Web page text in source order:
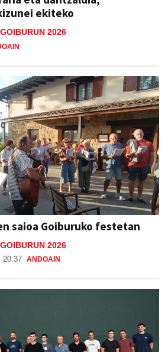
ekiteko
2026
saioa Goiburuko festetan
2026
20:37 ANDOAIN